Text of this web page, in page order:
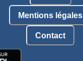
Mentions légales
Contact